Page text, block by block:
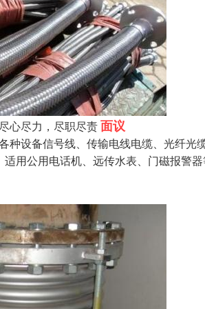
心尽力，尽职尽责面议
种设备信号线、传输电线电缆、光纤
用公用电话机、远传水表、门磁报警